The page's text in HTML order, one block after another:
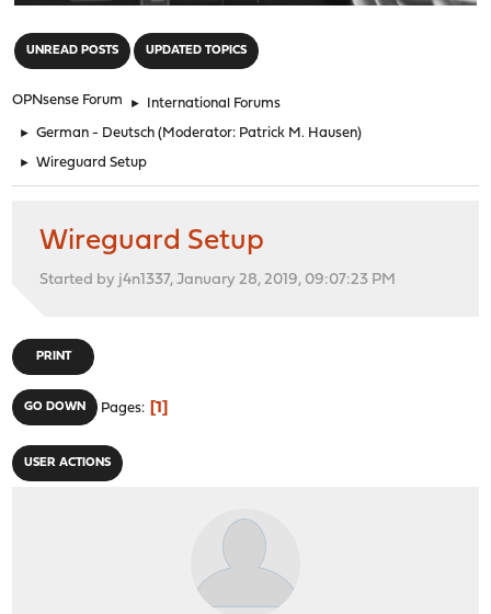
UNREAD POSTS UPDATED TOPICS
OPNsense Forum ► International Forums
► German - Deutsch (Moderator: Patrick M. Hausen)
► Wireguard Setup
Wireguard Setup
Started by j4n1337, January 28, 2019, 09:07:23 PM
PRINT
GO DOWN Pages 1
USER ACTIONS